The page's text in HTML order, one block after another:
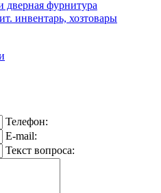
дверная фурнитура
инвентарь, хозтовары
Телефон:
E-mail:
Текст вопроса: